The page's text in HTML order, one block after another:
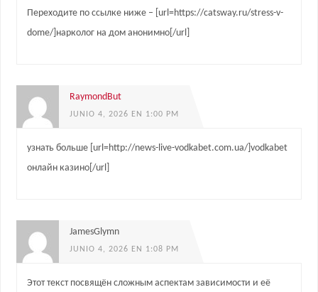
Переходите по ссылке ниже – [url=https://catsway.ru/stress-v-
dome/]нарколог на дом анонимно[/url]
RaymondBut
JUNIO 4, 2026 EN 1:00 PM
узнать больше [url=http://news-live-vodkabet.com.ua/]vodkabet
онлайн казино[/url]
JamesGlymn
JUNIO 4, 2026 EN 1:08 PM
Этот текст посвящён сложным аспектам зависимости и её